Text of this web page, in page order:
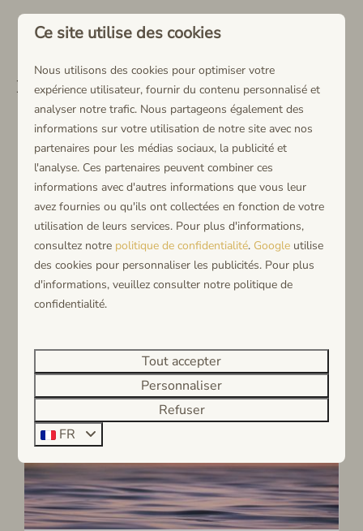
Inspiratie voor uw vakantie
Ce site utilise des cookies
Nous utilisons des cookies pour optimiser votre
expérience utilisateur, fournir du contenu personnalisé et
analyser notre trafic. Nous partageons également des
informations sur votre utilisation de notre site avec nos
partenaires pour les médias sociaux, la publicité et
l'analyse. Ces partenaires peuvent combiner ces
informations avec d'autres informations que vous leur
avez fournies ou qu'ils ont collectées en fonction de votre
utilisation de leurs services. Pour plus d'informations,
consultez notre politique de confidentialité. Google utilise
des cookies pour personnaliser les publicités. Pour plus
d'informations, veuillez consulter notre politique de
confidentialité.
Tout accepter
Personnaliser
Refuser
FR